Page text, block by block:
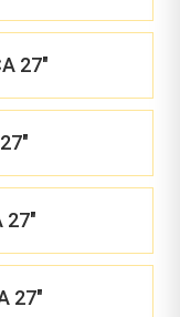
27"
27"
27"